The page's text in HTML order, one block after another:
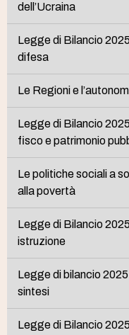
dell’Ucraina
Legge di Bilancio
difesa
Le Regioni e
Legge di Bilancio
fisco e patrimonio
Le politiche sociali a
alla povertà
Legge di Bilancio
istruzione
Legge di bilancio
sintesi
Legge di Bilancio